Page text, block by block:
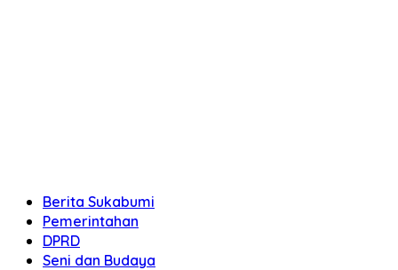
Berita Sukabumi
Pemerintahan
DPRD
Seni dan Budaya